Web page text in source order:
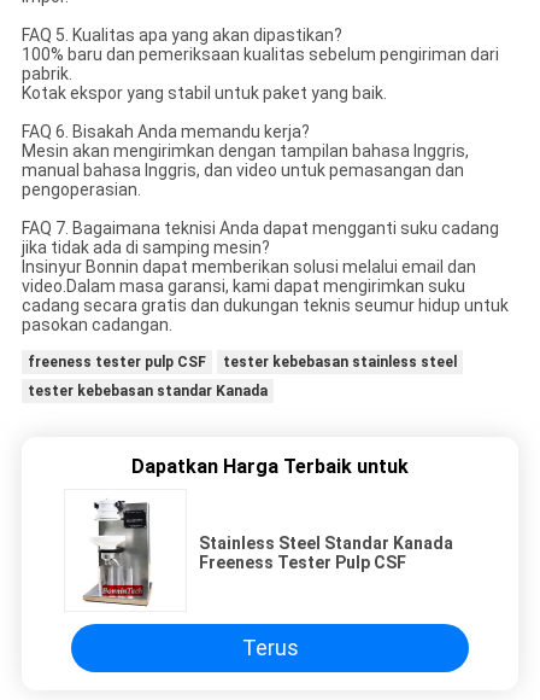
FAQ 5. Kualitas apa yang akan dipastikan?
100% baru dan pemeriksaan kualitas sebelum pengiriman dari
pabrik.
Kotak ekspor yang stabil untuk paket yang baik.
FAQ 6. Bisakah Anda memandu kerja?
Mesin akan mengirimkan dengan tampilan bahasa Inggris,
manual bahasa Inggris, dan video untuk pemasangan dan
pengoperasian.
FAQ 7. Bagaimana teknisi Anda dapat mengganti suku cadang
jika tidak ada di samping mesin?
Insinyur Bonnin dapat memberikan solusi melalui email dan
video.Dalam masa garansi, kami dapat mengirimkan suku
cadang secara gratis dan dukungan teknis seumur hidup untuk
pasokan cadangan.
freeness tester pulp CSF
tester kebebasan stainless steel
tester kebebasan standar Kanada
Dapatkan Harga Terbaik untuk
Stainless Steel Standar Kanada
Freeness Tester Pulp CSF
Terus